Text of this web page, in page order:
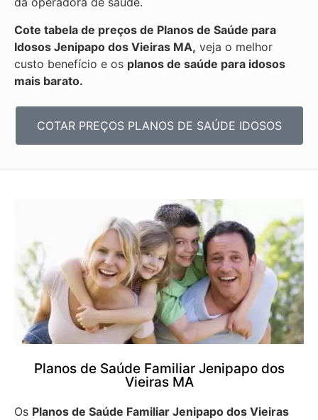
Cote tabela de preços de Planos de Saúde para
Idosos Jenipapo dos Vieiras MA, veja o melhor
custo benefício e os planos de saúde para idosos
mais barato.
COTAR PREÇOS PLANOS DE SAÚDE IDOSOS
Planos de Saúde Familiar Jenipapo dos
Vieiras MA
Os Planos de Saúde Familiar Jenipapo dos Vieiras